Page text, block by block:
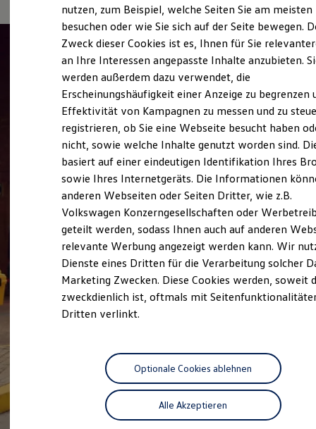
Economy Service
Räder & Reifen Service
Ersatzfahrzeuge
Notdienst und Pannenhilfe
Software, Konnektivität & Apps
California App
VW Connect für Ihren ID. Buzz
VW Connect für Ihren Transporter/Caravelle
VW Connect für Ihren Amarok
VW Connect für andere Modelle
Connect Pro
Fleet Interface Data
Multistop Pathfinder
Übersicht Software Updates
Hilfreiches für Besitzer
Fahrerassistenz- und Sicherheitssysteme
Kontrollleuchten
Kurzfahrprofile und Ölverdünnung
Batterieverordnung
XTL-Dieselkraftstoff
Ersatzteile und Betriebsflüssigkeiten
Original Zubehör und Lifestyle Produkte
myVolkswagen Business
Unser Ansatz
Klimafreundlicher Strom
Reichweite & Ladelösungen
Reichweitensimulator
Ladezeitensimulator
Ladelösungen für Privatkunden
nutzen, zum Beispiel, welche Seiten Sie am meisten
besuchen oder wie Sie sich auf der Seite bewegen.
Zweck dieser Cookies ist es, Ihnen für Sie
an Ihre Interessen angepasste Inhalte anzubieten.
werden außerdem dazu verwendet, die
Erscheinungshäufigkeit einer Anzeige zu begrenzen
Effektivität von Kampagnen zu messen und zu
registrieren, ob Sie eine Webseite besucht haben
nicht, sowie welche Inhalte genutzt worden sind.
basiert auf einer eindeutigen Identifikation Ihres
sowie Ihres Internetgeräts. Die Informationen
anderen Webseiten oder Seiten Dritter, wie z.B.
Volkswagen Konzerngesellschaften oder
geteilt werden, sodass Ihnen auch auf anderen
relevante Werbung angezeigt werden kann. Wir
Dienste eines Dritten für die Verarbeitung solcher
Marketing Zwecken. Diese Cookies werden, soweit
zweckdienlich ist, oftmals mit
Dritten verlinkt.
Alle Akzeptieren
Optionale Cookies ablehnen